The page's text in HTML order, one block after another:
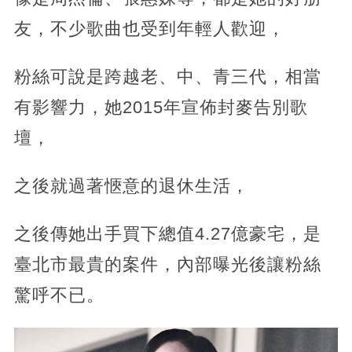
友，不少歌曲也受到年輕人歡迎，
粉絲可說是跨越老、中、青三代，相當
有影響力，她2015年宣佈封麥告別歌
壇，
之後就過著愜意的退休生活，
之後傳她出手買下總值4.27億豪宅，是
臺北市最貴的案件，內部曝光後讓粉絲
驚呼不已。